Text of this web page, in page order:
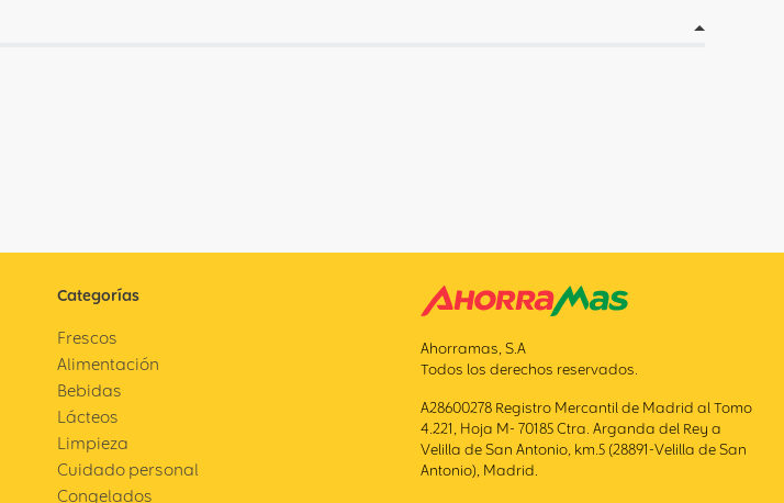
Categorías
Frescos
Alimentación
Bebidas
Lácteos
Limpieza
Cuidado personal
Congelados
Ahorramas, S.A
Todos los derechos reservados.
A28600278 Registro Mercantil de Madrid al Tomo
4.221, Hoja M- 70185 Ctra. Arganda del Rey a
Velilla de San Antonio, km.5 (28891-Velilla de San
Antonio), Madrid.